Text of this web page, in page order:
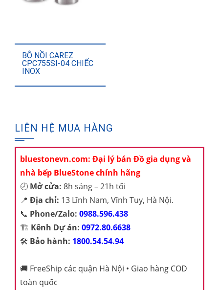
BỘ NỒI CAREZ
CPC755SI-04 CHIẾC
INOX
LIÊN HỆ MUA HÀNG
bluestonevn.com: Đại lý bán Đồ gia dụng và
nhà bếp BlueStone chính hãng
🕗 Mở cửa: 8h sáng – 21h tối
📍 Địa chỉ: 13 Lĩnh Nam, Vĩnh Tuy, Hà Nội.
📞 Phone/Zalo: 0988.596.438
🏗️ Kênh Dự án: 0972.80.6638
🛠️ Bảo hành: 1800.54.54.94
🚚 FreeShip các quận Hà Nội • Giao hàng COD
toàn quốc